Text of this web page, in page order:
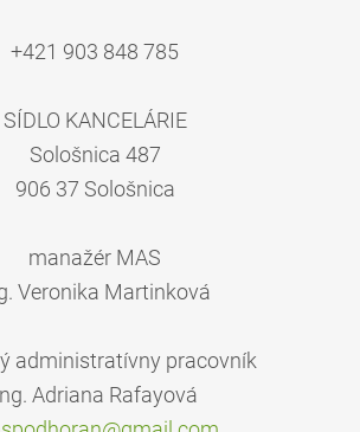
+421 903 848 785
SÍDLO KANCELÁRIE
Sološnica 487
906 37 Sološnica
manažér MAS
Veronika Martinková
administratívny pracovník
Ing. Adriana Rafayová